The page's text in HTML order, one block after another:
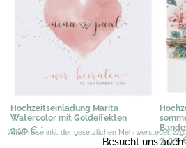
Hochzeitseinladung Marita
Watercolor mit Goldeffekten
2,19 €*
3,03
*Alle Preise inkl. der gesetzlichen Mehrwersteuer,
Besucht uns auch